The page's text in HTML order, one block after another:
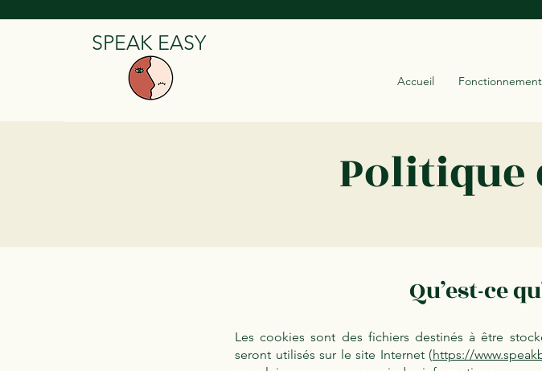
SPEAK EASY
Accueil Fonctionnement
Politique
Qu’est-ce
Les cookies sont des fichiers destinés à être
seront utilisés sur le site Internet (https://